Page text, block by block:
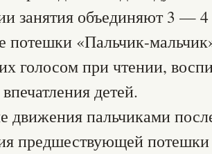
занятия объединяют 3 — 4
потешки «Пальчик-
голосом при чтении,
детей.
движения пальчиками
предшествующей